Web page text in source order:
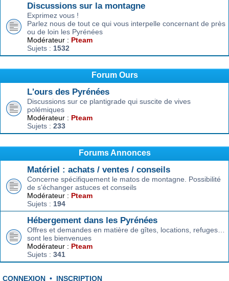
Discussions sur la montagne
Exprimez vous !
Parlez nous de tout ce qui vous interpelle concernant de près
ou de loin les Pyrénées
Modérateur : Pteam
Sujets : 1532
Forum Ours
L'ours des Pyrénées
Discussions sur ce plantigrade qui suscite de vives
polémiques
Modérateur : Pteam
Sujets : 233
Forums Annonces
Matériel : achats / ventes / conseils
Concerne spécifiquement le matos de montagne. Possibilité
de s’échanger astuces et conseils
Modérateur : Pteam
Sujets : 194
Hébergement dans les Pyrénées
Offres et demandes en matière de gîtes, locations, refuges…
sont les bienvenues
Modérateur : Pteam
Sujets : 341
CONNEXION • INSCRIPTION